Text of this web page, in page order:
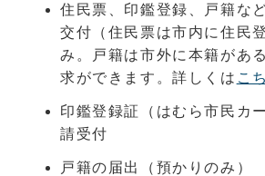
住民票、印鑑登録、戸籍な
交付（住民票は市内に住民
み。戸籍は市外に本籍があ
求ができます。詳しくは こ
印鑑登録証（はむら市民カ
請受付
戸籍の届出（預かりのみ）